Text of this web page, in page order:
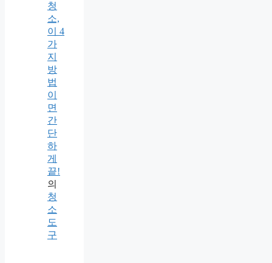
청
소,
이 4
가
지
방
법
이
면
간
단
하
게
끝!
의
청
소
도
구